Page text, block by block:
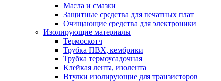
Масла и смазки
Защитные средства для печатных плат
Очищающие средства для электроники
Изолирующие материалы
Термоскотч
Трубка ПВХ, кембрики
Трубка термоусадочная
Клейкая лента, изолента
Втулки изолирующие для транзисторов